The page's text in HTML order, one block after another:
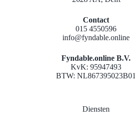
Contact
015 4550596
info@fyndable.online
Fyndable.online B.V.
KvK: 95947493
BTW: NL867395023B01
Diensten